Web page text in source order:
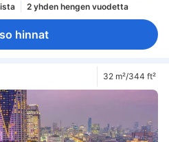
2 yhden hengen vuodetta
hinnat
32 m²/344 ft²